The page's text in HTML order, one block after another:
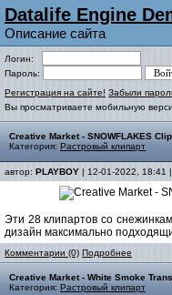
Datalife Engine
Описание сайта
Логин:
Пароль:
Регистрация на сайте! Забыли
Вы просматриваете мобильную
Creative Market - SNOWFLAKES
Категория: Растровый клипарт
автор: PLAYBOY | 12-01-2022, 18:41
Эти 28 клипартов со
дизайн максимально
Комментарии (0) Подробнее
Creative Market - White Smoke
Категория: Растровый клипарт